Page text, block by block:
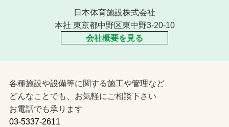
日本体育施設株式会社
本社 東京都中野区東中野3-20-10
会社概要を見る
各種施設や設備等に関する施工や管理など
どんなことでも、お気軽にご相談下さい
お電話でも承ります
03-5337-2611